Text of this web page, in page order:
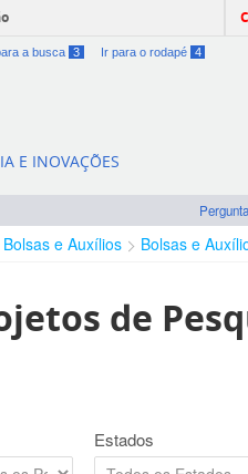
a busca 3 Ir para o rodapé 4
E INOVAÇÕES
Bolsas e Auxílios Bolsas e
de
Estados